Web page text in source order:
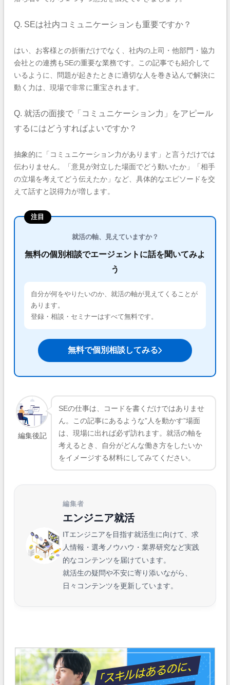
Q. SEは社内コミュニケーションも重要ですか？
はい、お客様との折衝だけでなく、社内の上司・他部門・協力
会社との連携もSEの重要な業務です。この記事でも紹介して
いるように、問題が起きたときに適切な人を巻き込んで解決に
動く力は、現場で非常に重宝されます。
Q. 就活の面接で「コミュニケーション力」をアピール
するにはどうすればよいですか？
抽象的に「コミュニケーション力があります」と言うだけでは
伝わりません。「意見が対立した場面でどう動いたか」「相手
の立場を考えてどう伝えたか」など、具体的なエピソードを交
えて話すと説得力が増します。
注目
就活の軸、見えていますか？
無料の個別相談でエージェントに話を聞いてみよ
う
自分が何をやりたいのか、就活の軸が見えてくることが
あります。
登録・相談・セミナーはすべて無料です。
無料で個別相談してみる
編集後記
SEの仕事は、コードを書くだけではありませ
ん。この記事にあるような”人を動かす”場面
は、現場に出れば必ず訪れます。就活の軸を
考えるとき、自分がどんな働き方をしたいか
をイメージする材料にしてみてください。
編集者
エンジニア就活
ITエンジニアを目指す就活生に向けて、求
人情報・選考ノウハウ・業界研究など実践
的なコンテンツを届けています。
就活生の疑問や不安に寄り添いながら、
日々コンテンツを更新しています。